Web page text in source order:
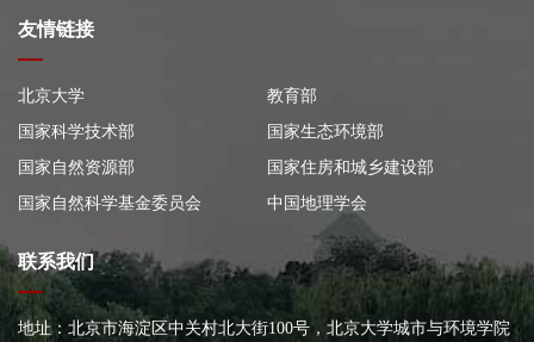
友情链接
北京大学
教育部
国家科学技术部
国家生态环境部
国家自然资源部
国家住房和城乡建设部
国家自然科学基金委员会
中国地理学会
联系我们
地址：北京市海淀区中关村北大街100号，北京大学城市与环境学院